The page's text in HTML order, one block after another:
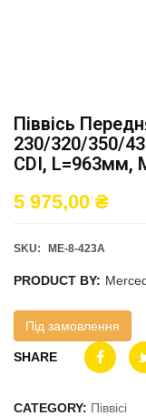
Піввісь
230/320/350/
CDI, L=963мм,
5 975,00 ₴
SKU: ME-8-423A
PRODUCT BY:
Під замовлення
SHARE
CATEGORY: Піввісі